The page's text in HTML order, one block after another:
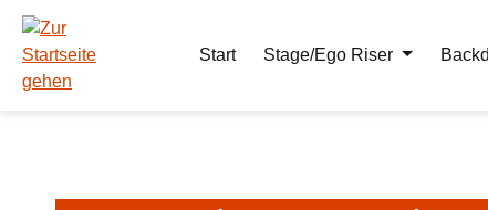
Hauptinhalt springen
Zur Suche springen
Zur Hauptnavigation springen
Start
Stage/Ego Riser